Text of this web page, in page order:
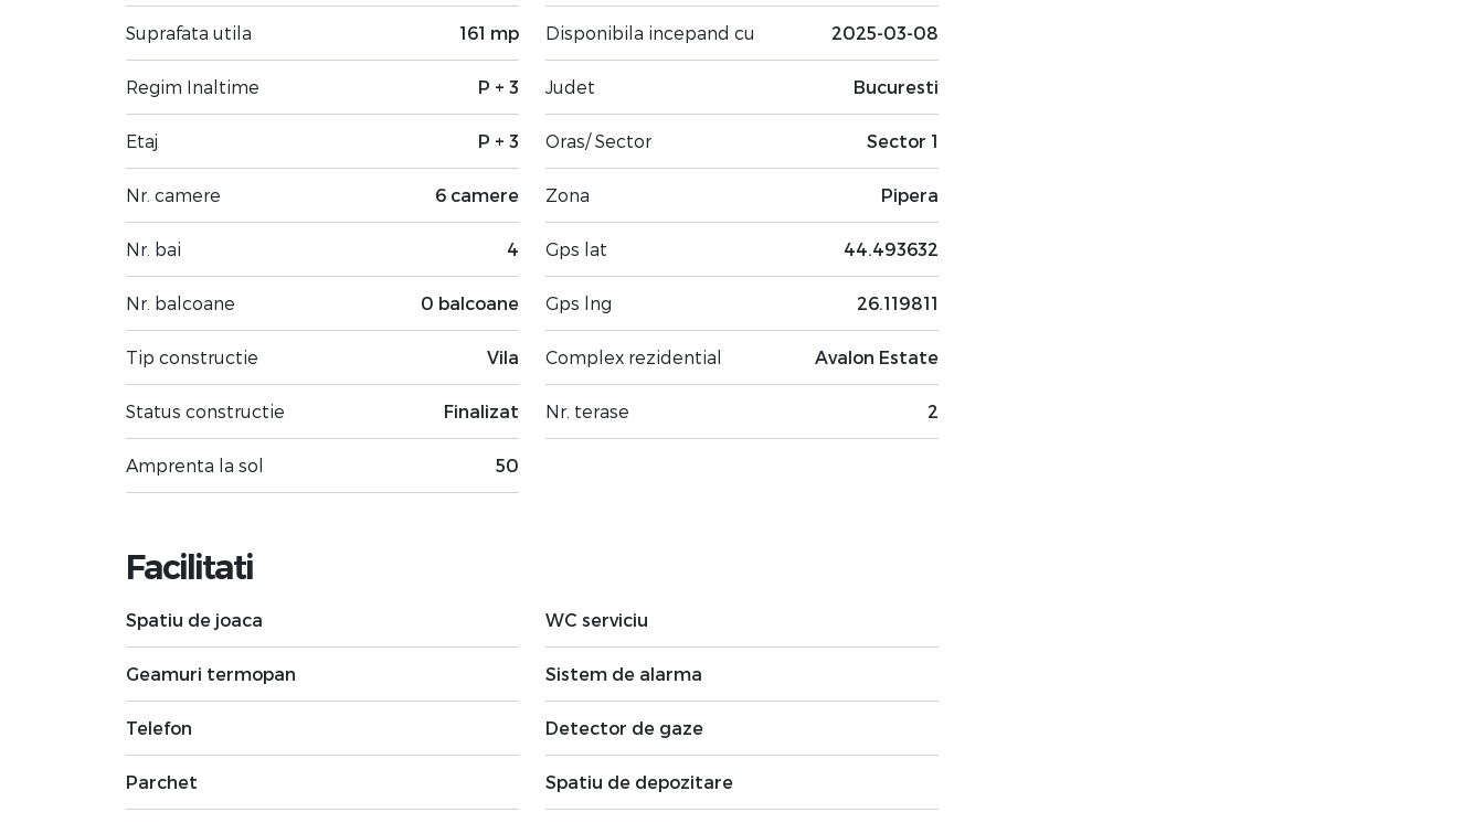
Suprafata utila 161 mp
Regim Inaltime P + 3
Etaj P + 3
Nr. camere 6 camere
Nr. bai 4
Nr. balcoane 0 balcoane
Tip constructie Vila
Status constructie Finalizat
Amprenta la sol 50
Disponibila incepand cu 2025-03-08
Judet Bucuresti
Oras/ Sector Sector 1
Zona Pipera
Gps lat 44.493632
Gps lng 26.119811
Complex rezidential Avalon Estate
Nr. terase 2
Facilitati
Spatiu de joaca
Geamuri termopan
Telefon
Parchet
WC serviciu
Sistem de alarma
Detector de gaze
Spatiu de depozitare